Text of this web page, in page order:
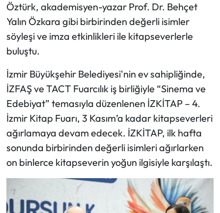
Öztürk, akademisyen-yazar Prof. Dr. Behçet
Yalın Özkara gibi birbirinden değerli isimler
söyleşi ve imza etkinlikleri ile kitapseverlerle
buluştu.
İzmir Büyükşehir Belediyesi'nin ev sahipliğinde,
İZFAŞ ve TACT Fuarcılık iş birliğiyle “Sinema ve
Edebiyat” temasıyla düzenlenen İZKİTAP – 4.
İzmir Kitap Fuarı, 3 Kasım’a kadar kitapseverleri
ağırlamaya devam edecek. İZKİTAP, ilk hafta
sonunda birbirinden değerli isimleri ağırlarken
on binlerce kitapseverin yoğun ilgisiyle karşılaştı.